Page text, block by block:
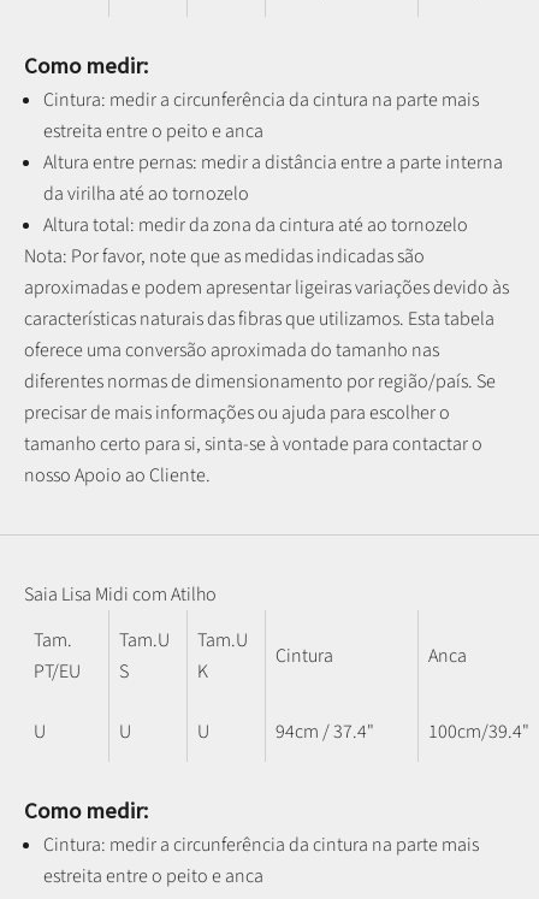
Como medir:
Cintura: medir a circunferência da cintura na parte mais
estreita entre o peito e anca
Altura entre pernas: medir a distância entre a parte interna
da virilha até ao tornozelo
Altura total: medir da zona da cintura até ao tornozelo
Nota: Por favor, note que as medidas indicadas são
aproximadas e podem apresentar ligeiras variações devido às
características naturais das fibras que utilizamos. Esta tabela
oferece uma conversão aproximada do tamanho nas
diferentes normas de dimensionamento por região/país. Se
precisar de mais informações ou ajuda para escolher o
tamanho certo para si, sinta-se à vontade para contactar o
nosso Apoio ao Cliente.
Saia Lisa Midi com Atilho
Tam.
PT/EU
Tam.U
S
Tam.U
K
Cintura Anca
U U U 94cm / 37.4" 100cm/39.4"
Como medir:
Cintura: medir a circunferência da cintura na parte mais
estreita entre o peito e anca